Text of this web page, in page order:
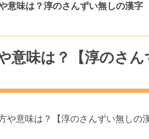
意味は？淳のさんずい無しの漢字
意味は？【淳のさ
や意味は？【淳のさんずい無しの